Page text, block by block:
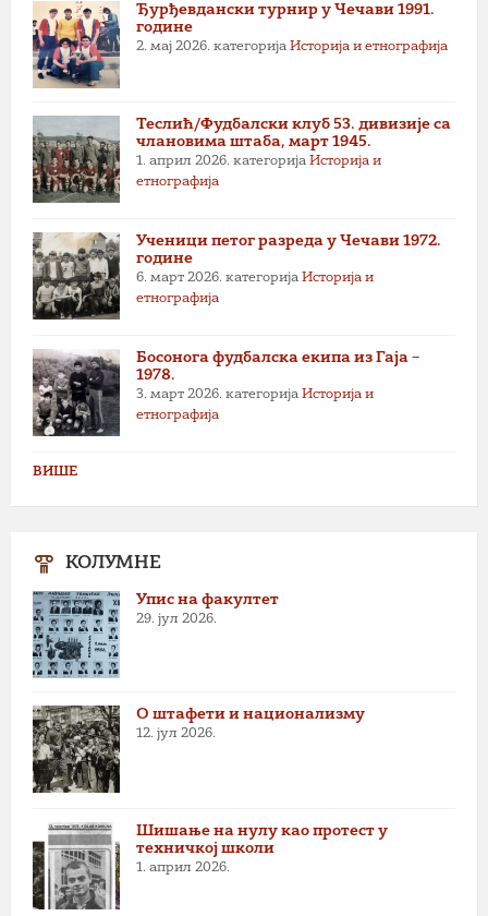
Ђурђевдански турнир у Чечави 1991.
године
2. мај 2026. категорија Историја и етнографија
Теслић/Фудбалски клуб 53. дивизије са
члановима штаба, март 1945.
1. април 2026. категорија Историја и
етнографија
Ученици петог разреда у Чечави 1972.
године
6. март 2026. категорија Историја и
етнографија
Босонога фудбалска екипа из Гаја –
1978.
3. март 2026. категорија Историја и
етнографија
ВИШЕ
КОЛУМНЕ
Упис на факултет
29. јул 2026.
О штафети и национализму
12. јул 2026.
Шишање на нулу као протест у
техничкој школи
1. април 2026.